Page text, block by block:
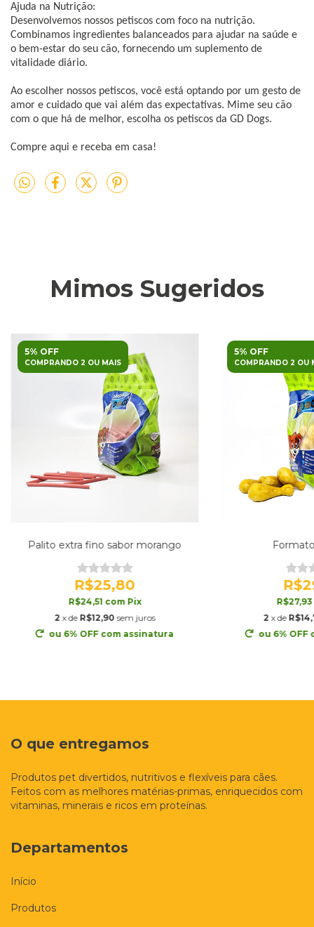
Ajuda na Nutrição:
Desenvolvemos nossos petiscos com foco na nutrição.
Combinamos ingredientes balanceados para ajudar na saúde e
o bem-estar do seu cão, fornecendo um suplemento de
vitalidade diário.
Ao escolher nossos petiscos, você está optando por um gesto de
amor e cuidado que vai além das expectativas. Mime seu cão
com o que há de melhor, escolha os petiscos da GD Dogs.
Compre aqui e receba em casa!
Mimos Sugeridos
5% OFF
COMPRANDO 2 OU MAIS
Palito extra fino sabor morango
R$25,80
R$24,51 com Pix
2 x de R$12,90 sem juros
ou 6% OFF com assinatura
5% OFF
COMPRANDO 2 OU
R$27,93
2 x de
ou 6% OFF
O que entregamos
Produtos pet divertidos, nutritivos e flexíveis para cães.
Feitos com as melhores matérias-primas, enriquecidos com
vitaminas, minerais e ricos em proteínas.
Departamentos
Início
Produtos